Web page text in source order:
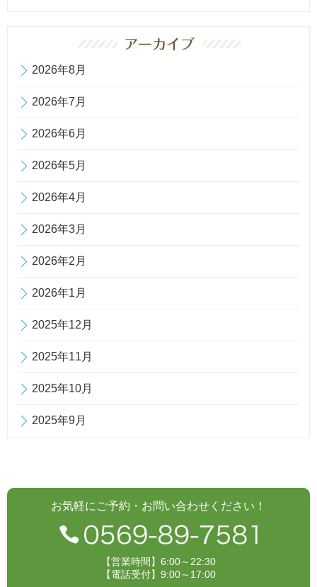
2026年8月
2026年7月
2026年6月
2026年5月
2026年4月
2026年3月
2026年2月
2026年1月
2025年12月
2025年11月
2025年10月
2025年9月
お気軽にご予約・お問い合わせください！
【営業時間】6:00～22:30
【電話受付】9:00～17:00